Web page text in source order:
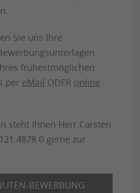
Sie uns Ihre
frühestmöglichen
per eMail ODER online
steht Ihnen Herr Carsten
4878 0 gerne zur
BEWERBUNG